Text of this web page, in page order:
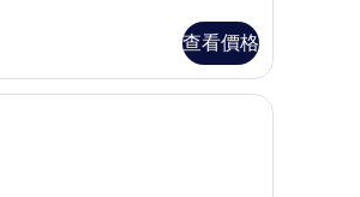
查看價格
豪華四人房 | 隔音、免費無線上網、床單